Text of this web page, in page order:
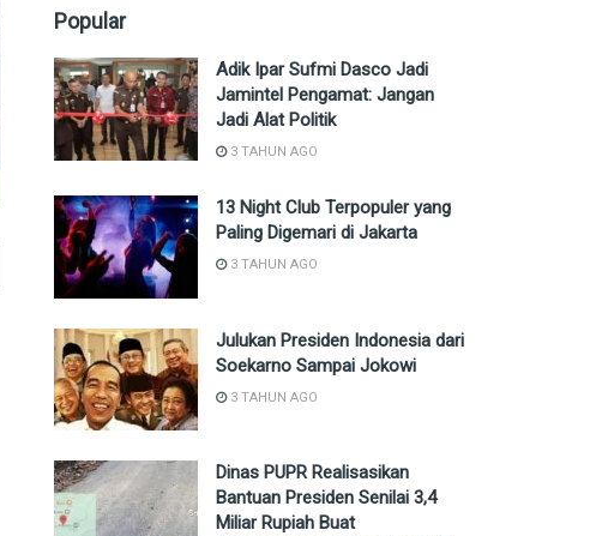
Popular
Adik Ipar Sufmi Dasco Jadi
Jamintel Pengamat: Jangan
Jadi Alat Politik
3 TAHUN AGO
13 Night Club Terpopuler yang
Paling Digemari di Jakarta
3 TAHUN AGO
Julukan Presiden Indonesia dari
Soekarno Sampai Jokowi
3 TAHUN AGO
Dinas PUPR Realisasikan
Bantuan Presiden Senilai 3,4
Miliar Rupiah Buat